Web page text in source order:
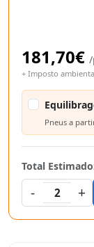
181,70€
+ Imposto
Pneus a
Total
-
2 +